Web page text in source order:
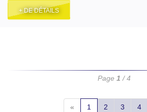
+ DE DÉTAILS
Page 1 / 4
« 1 2 3 4